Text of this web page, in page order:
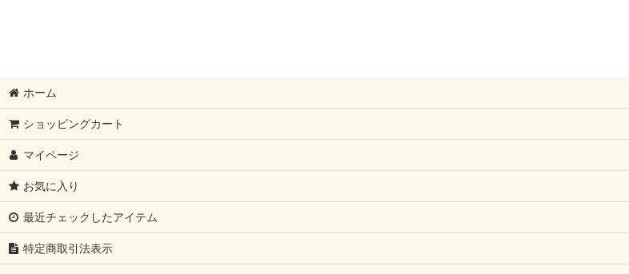
ホーム
ショッピングカート
マイページ
お気に入り
最近チェックしたアイテム
特定商取引法表示